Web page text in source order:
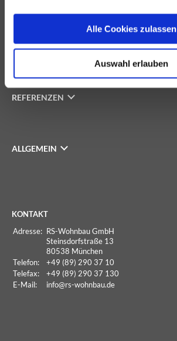
Alle Cookies zulassen
Auswahl erlauben
REFERENZEN
ALLGEMEIN
KONTAKT
Adresse: RS-Wohnbau GmbH
Steinsdorfstraße 13
80538 München
Telefon:
+49 (89) 290 37 10
Telefax:
+49 (89) 290 37 130
E-Mail:
info@rs-wohnbau.de